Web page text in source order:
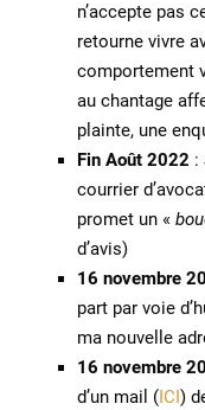
n’accepte pas
retourne vivre
comportement
au chantage
plainte, une
Fin Août 2022 :
courrier
promet un «
d’avis)
16 novembre
part par voie
ma nouvelle
16 novembre
d’un mail (ICI)